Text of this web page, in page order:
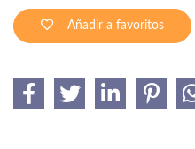
Añadir a favoritos